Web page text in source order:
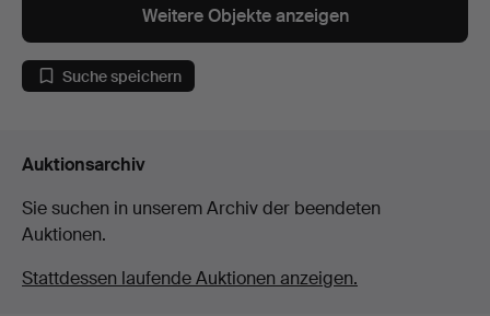
Weitere Objekte anzeigen
Suche speichern
Auktionsarchiv
Sie suchen in unserem Archiv der beendeten
Auktionen.
Stattdessen laufende Auktionen anzeigen.